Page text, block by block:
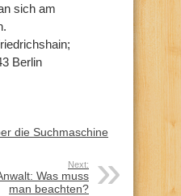
sich am
Berlin
die Suchmaschine
Next:
Was muss
man beachten?